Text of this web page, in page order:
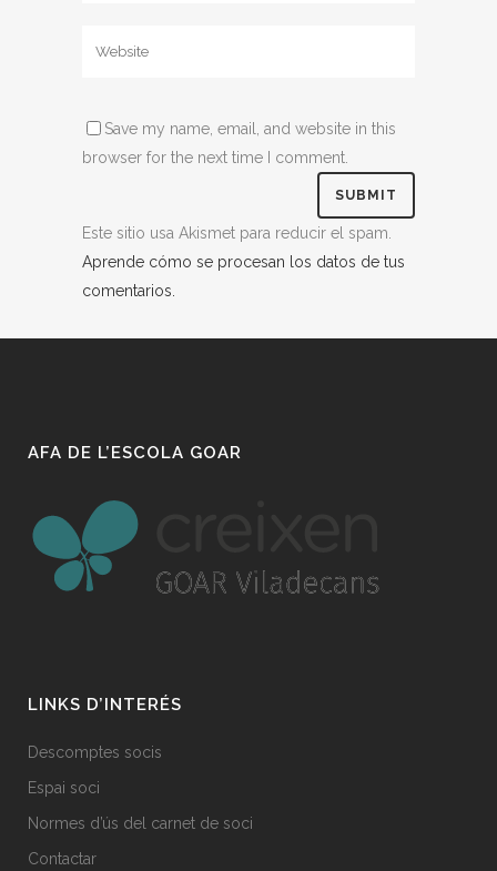
Save my name, email, and website in this
browser for the next time I comment.
Este sitio usa Akismet para reducir el spam.
Aprende cómo se procesan los datos de tus
comentarios.
AFA DE L’ESCOLA GOAR
LINKS D’INTERÉS
Descomptes socis
Espai soci
Normes d’ús del carnet de soci
Contactar